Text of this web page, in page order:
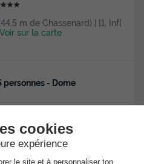
★★★
m de Chassenard) | [1, Inf[
Voir sur la carte
personnes - Dome